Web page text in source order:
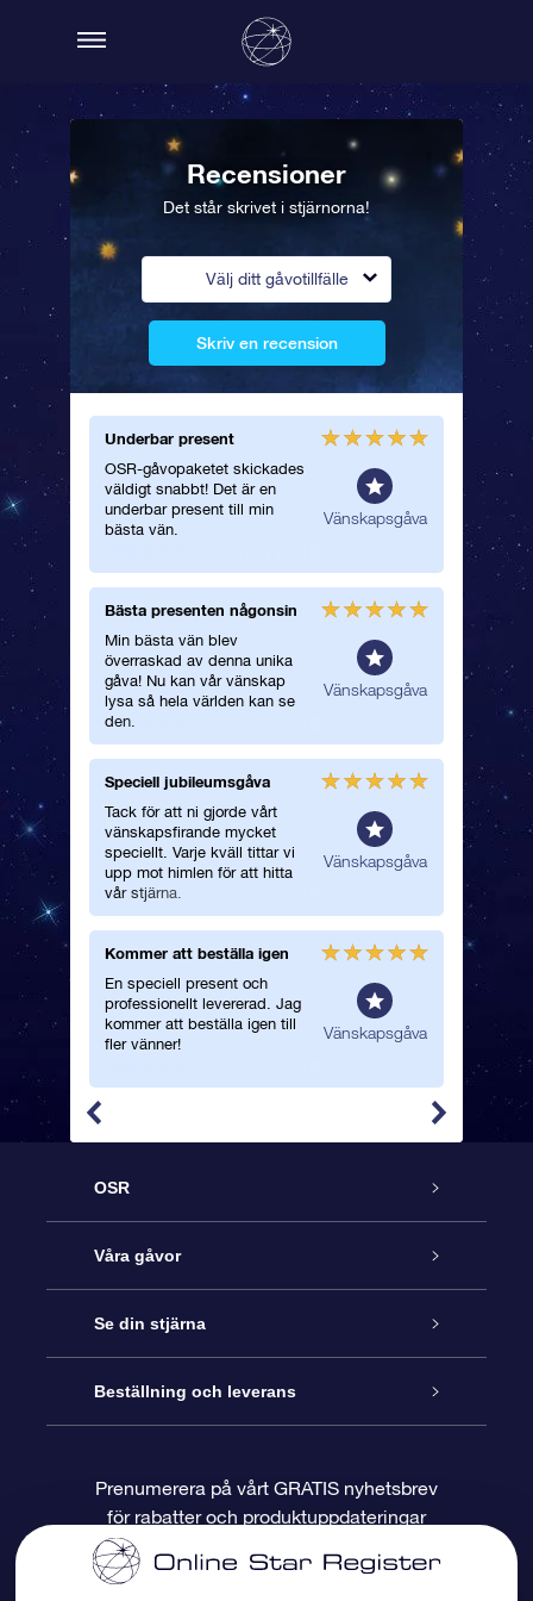
Recensioner
Det står skrivet i stjärnorna!
Välj ditt gåvotillfälle
Skriv en recension
Underbar present
OSR-gåvopaketet skickades
väldigt snabbt! Det är en
underbar present till min
bästa vän.
Vänskapsgåva
Bästa presenten någonsin
Min bästa vän blev
överraskad av denna unika
gåva! Nu kan vår vänskap
lysa så hela världen kan se
den.
Vänskapsgåva
Speciell jubileumsgåva
Tack för att ni gjorde vårt
vänskapsfirande mycket
speciellt. Varje kväll tittar vi
upp mot himlen för att hitta
vår stjärna.
Vänskapsgåva
Kommer att beställa igen
En speciell present och
professionellt levererad. Jag
kommer att beställa igen till
fler vänner!
Vänskapsgåva
Jag
följde
vän
var
En
En
en
Perfekt
Jag
vår
OSR
Kundtjänst
Kontakta oss
Blogg
Recensioner
Våra gåvor
Online-Stjärngåva
OSR Gåvopaket
OSR Presentkort
Företagspresenter
Se din stjärna
Stjärnregiste
Personlig Stjärnsida
One Million Stars
Beställning och leverans
Betalningsinformation
Prenumerera på vårt GRATIS nyhetsbrev
för rabatter och produktuppdateringar